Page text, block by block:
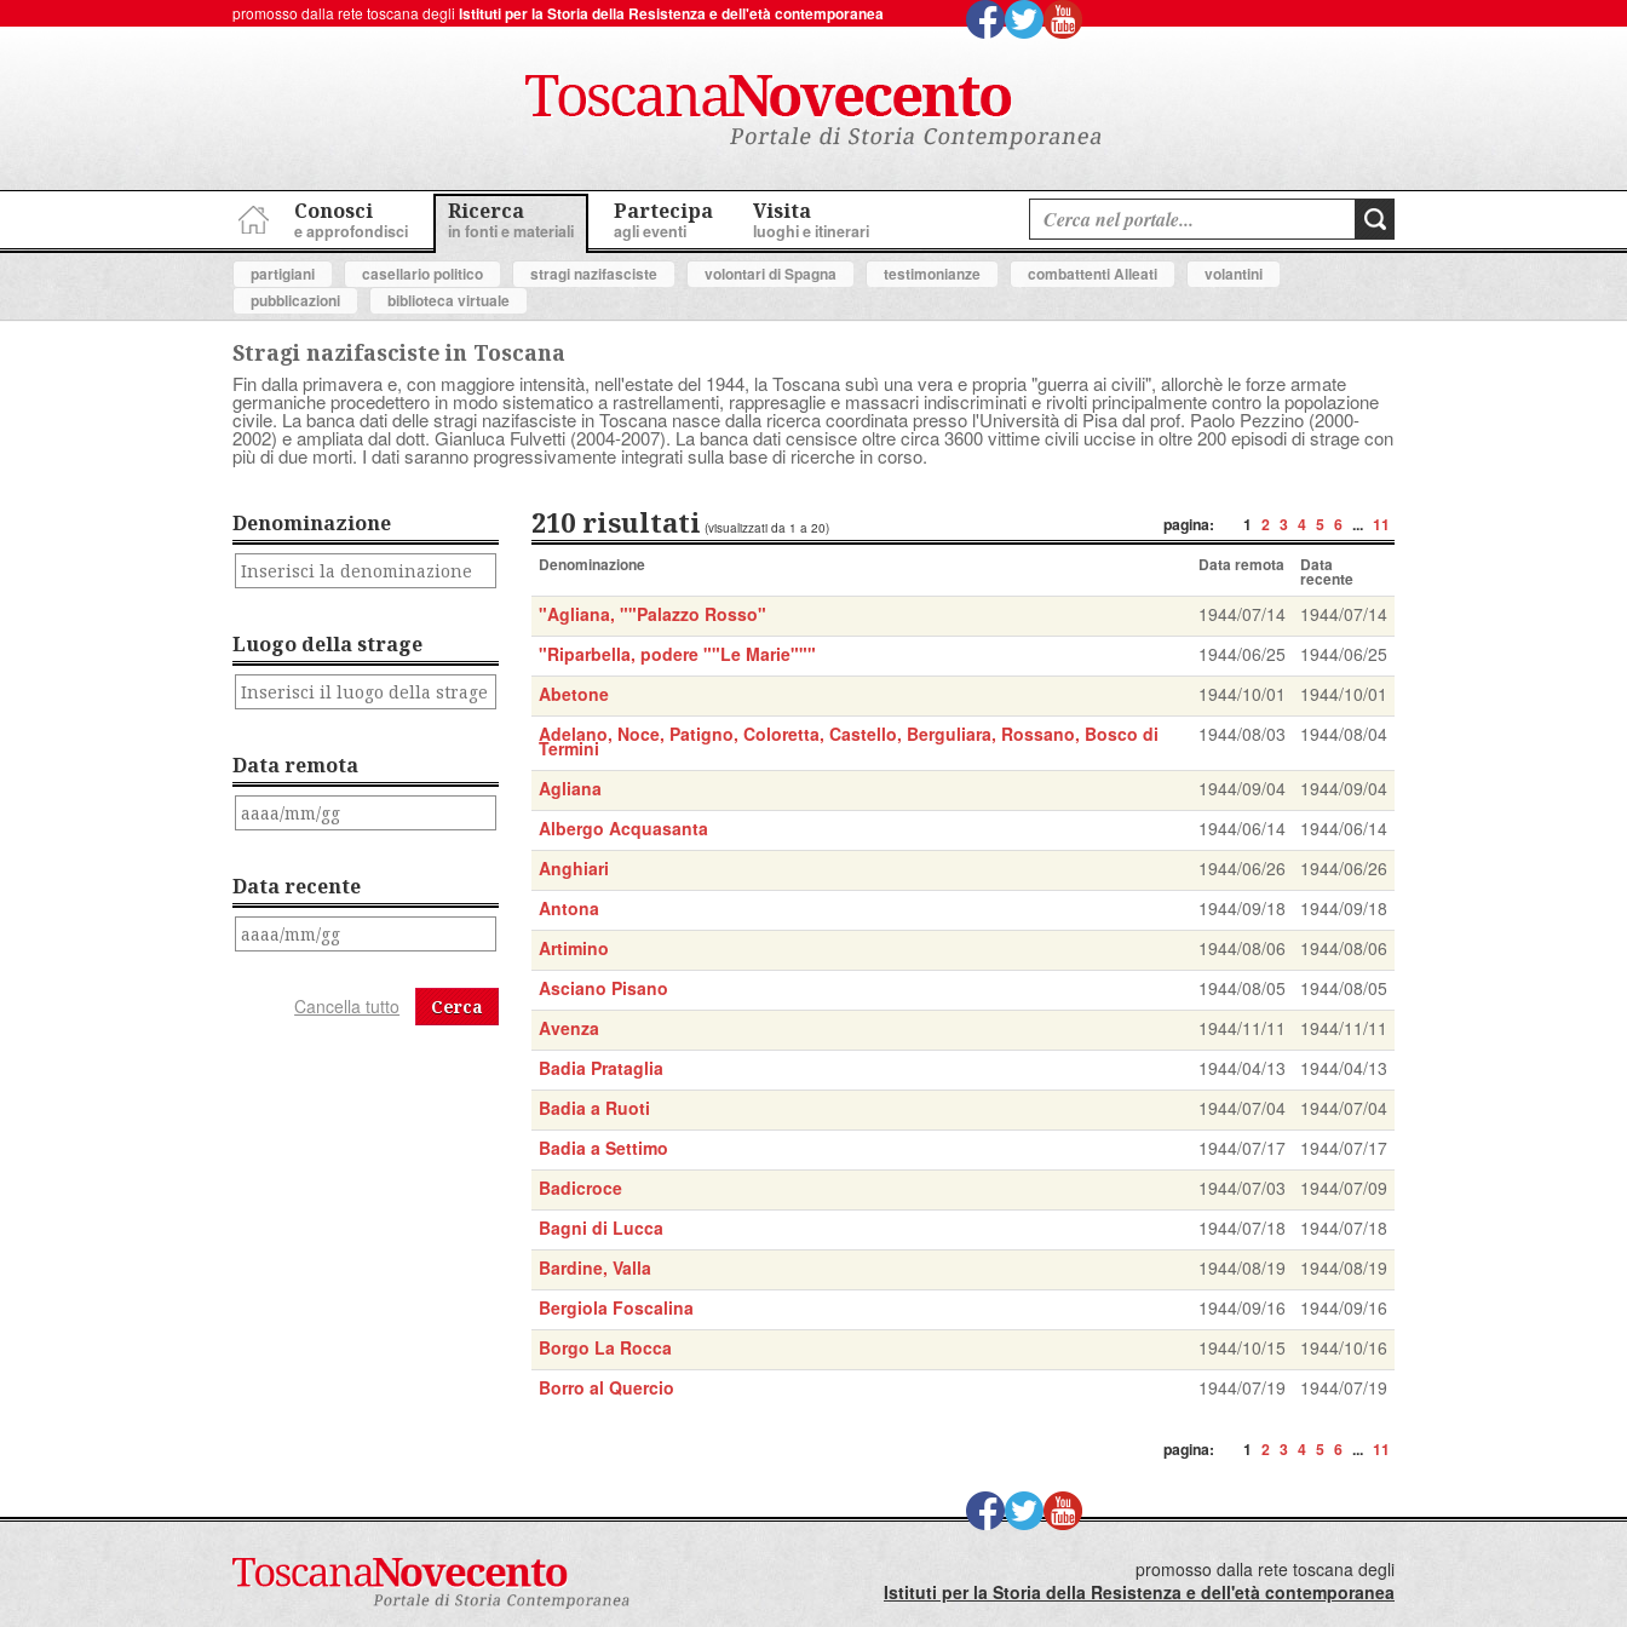
promosso dalla rete toscana degli Istituti per la Storia della Resistenza e dell'età contemporanea
Conosci
e approfondisci
Ricerca
in fonti e materiali
Partecipa
agli eventi
Visita
luoghi e itinerari
partigiani
casellario politico stragi nazifasciste volontari di Spagna testimonianze combattenti Alleati
volantini
pubblicazioni
biblioteca virtuale
Stragi nazifasciste in Toscana
Fin dalla primavera e, con maggiore intensità, nell'estate del 1944, la Toscana subì una vera e propria "guerra ai civili", allorchè le forze armate
germaniche procedettero in modo sistematico a rastrellamenti, rappresaglie e massacri indiscriminati e rivolti principalmente contro la popolazione
civile. La banca dati delle stragi nazifasciste in Toscana nasce dalla ricerca coordinata presso l'Università di Pisa dal prof. Paolo Pezzino (2000-
2002) e ampliata dal dott. Gianluca Fulvetti (2004-2007). La banca dati censisce oltre circa 3600 vittime civili uccise in oltre 200 episodi di strage con
più di due morti. I dati saranno progressivamente integrati sulla base di ricerche in corso.
Denominazione
Luogo della strage
Data remota
Data recente
Cerca
pagina: 1 2 3 4 5 6 ... 11
210 risultati (visualizzati da 1 a 20)
Denominazione Data remota Data
recente
"Agliana, ""Palazzo Rosso" 1944/07/14
1944/07/14
"Riparbella, podere ""Le Marie"""
1944/06/25
1944/06/25
Abetone
1944/10/01
1944/10/01
Adelano, Noce, Patigno, Coloretta, Castello, Berguliara, Rossano, Bosco di
Termini
1944/08/03 1944/08/04
Agliana 1944/09/04
1944/09/04
Albergo Acquasanta
1944/06/14
1944/06/14
Anghiari
1944/06/26
1944/06/26
Antona
1944/09/18
1944/09/18
Artimino
1944/08/06
1944/08/06
Asciano Pisano
1944/08/05
1944/08/05
Avenza
1944/11/11
1944/11/11
Badia Prataglia
1944/04/13
1944/04/13
Badia a Ruoti
1944/07/04
1944/07/04
Badia a Settimo
1944/07/17
1944/07/17
Badicroce
1944/07/03
1944/07/09
Bagni di Lucca
1944/07/18
1944/07/18
Bardine, Valla
1944/08/19
1944/08/19
Bergiola Foscalina
1944/09/16
1944/09/16
Borgo La Rocca
1944/10/15
1944/10/16
Borro al Quercio
1944/07/19 1944/07/19
pagina: 1 2 3 4 5 6 ... 11
promosso dalla rete toscana degli
Istituti per la Storia della Resistenza e dell'età contemporanea